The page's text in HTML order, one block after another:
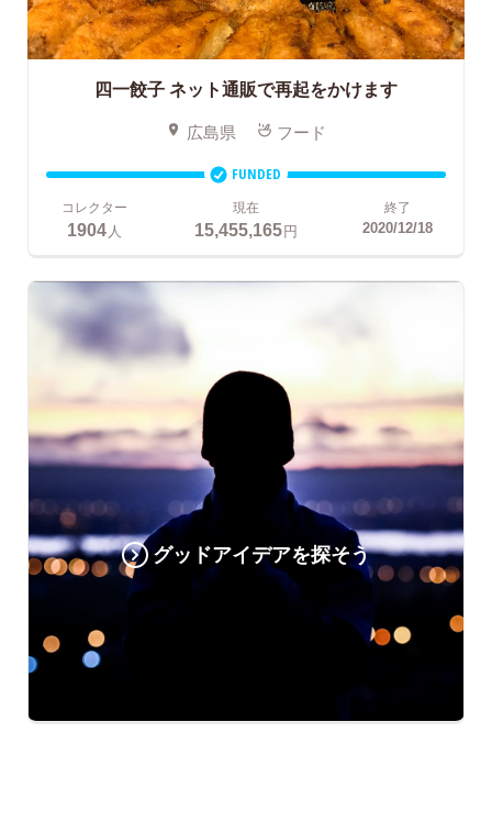
四一餃子ネット通販で再起をかけます
広島県 フード
FUNDED
コレクター
1904 人
現在
15,455,165円
終了
2020/12/18
グッドアイデアを探そう